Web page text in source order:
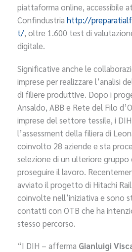
piattaforma online, accessibile
Confindustriahttp://
t/, oltre 1.600 test di
digitale.
Significative anche le
imprese per realizzare l’analisi
di filiere produttive. Dopo i
Ansaldo, ABB e Rete del Filo
imprese del settore tessile, i
l’assessment della filiera di
coinvolto 28 aziende e sta
selezione di un ulteriore
proseguire il lavoro.
avviato il progetto di Hitachi
coinvolte nell’iniziativa e sono
contatti con OTB che ha
stesso percorso.
“I DIH – afferma Gianluigi